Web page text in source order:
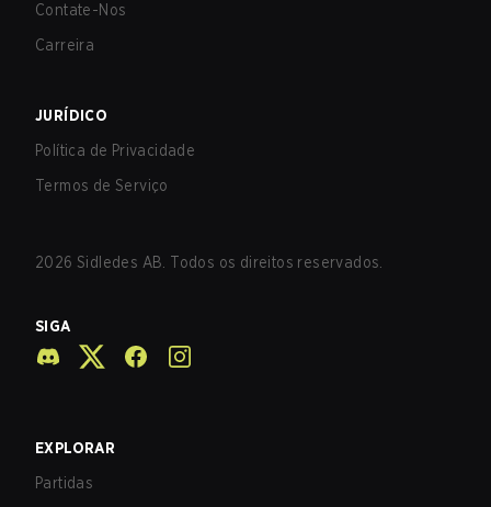
Contate-Nos
Carreira
JURÍDICO
Política de Privacidade
Termos de Serviço
2026 Sidledes AB. Todos os direitos reservados.
SIGA
EXPLORAR
Partidas